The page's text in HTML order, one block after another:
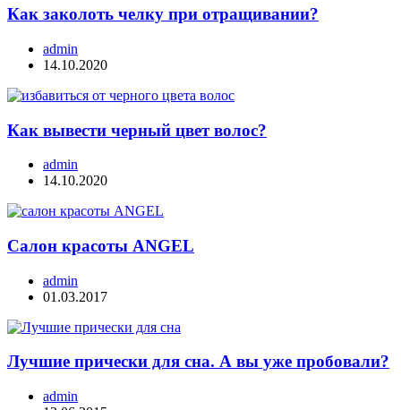
Как заколоть челку при отращивании?
admin
14.10.2020
Как вывести черный цвет волос?
admin
14.10.2020
Салон красоты ANGEL
admin
01.03.2017
Лучшие прически для сна. А вы уже пробовали?
admin